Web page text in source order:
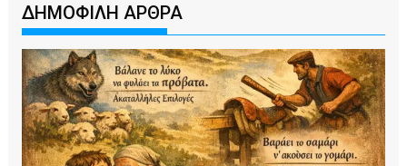
ΔΗΜΟΦΙΛΗ ΑΡΘΡΑ